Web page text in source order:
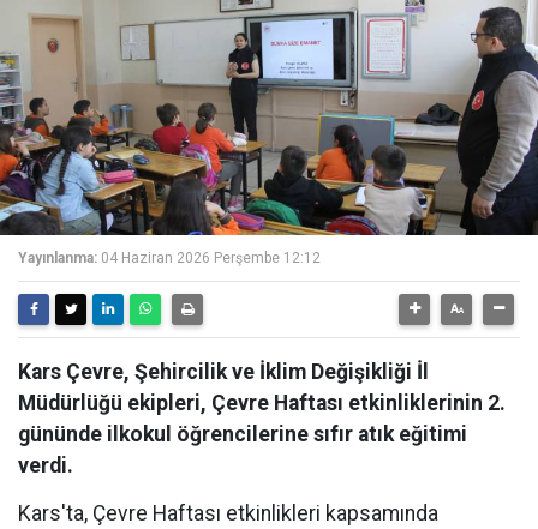
Yayınlanma: 04 Haziran 2026 Perşembe 12:12
Kars Çevre, Şehircilik ve İklim Değişikliği İl
Müdürlüğü ekipleri, Çevre Haftası etkinliklerinin 2.
gününde ilkokul öğrencilerine sıfır atık eğitimi
verdi.
Kars'ta, Çevre Haftası etkinlikleri kapsamında